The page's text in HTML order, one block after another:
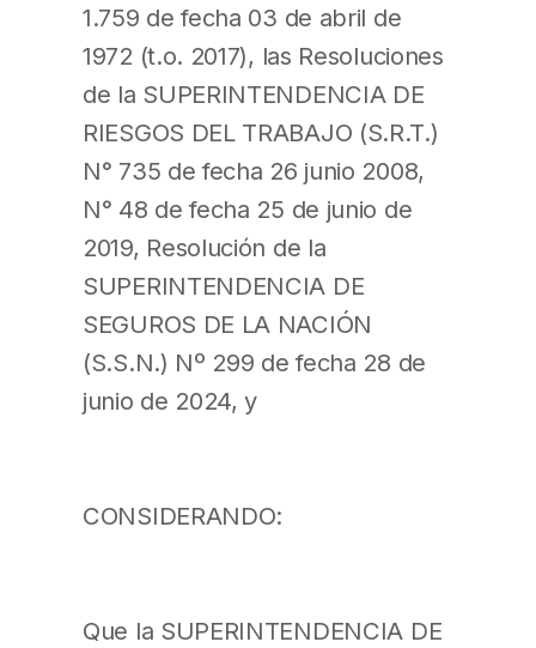
1.759 de fecha 03 de abril de
1972 (t.o. 2017), las Resoluciones
de la SUPERINTENDENCIA DE
RIESGOS DEL TRABAJO (S.R.T.)
N° 735 de fecha 26 junio 2008,
N° 48 de fecha 25 de junio de
2019, Resolución de la
SUPERINTENDENCIA DE
SEGUROS DE LA NACIÓN
(S.S.N.) Nº 299 de fecha 28 de
junio de 2024, y
CONSIDERANDO:
Que la SUPERINTENDENCIA DE